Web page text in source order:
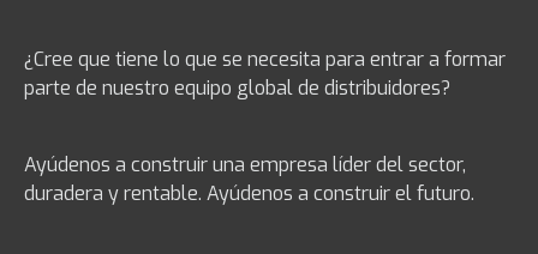
¿Cree que tiene lo que se necesita para entrar a formar
parte de nuestro equipo global de distribuidores?
Ayúdenos a construir una empresa líder del sector,
duradera y rentable. Ayúdenos a construir el futuro.